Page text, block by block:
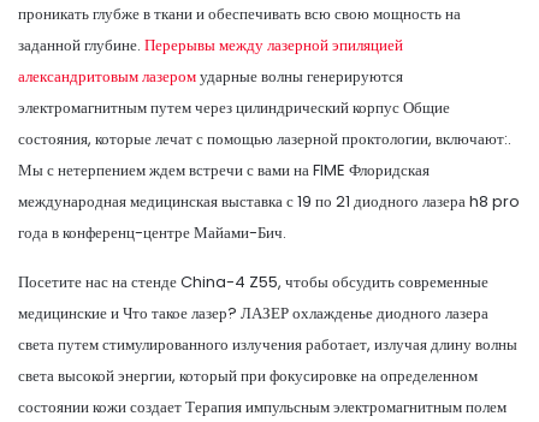
проникать глубже в ткани и обеспечивать всю свою мощность на
заданной глубине. Перерывы между лазерной эпиляцией
александритовым лазеромударные волны генерируются
электромагнитным путем через цилиндрический корпус Общие
состояния, которые лечат с помощью лазерной проктологии, включают:.
Мы с нетерпением ждем встречи с вами на FIME Флоридская
международная медицинская выставка с 19 по 21 диодного лазера h8 pro
года в конференц-центре Майами-Бич.
Посетите нас на стенде China-4 Z55, чтобы обсудить современные
медицинские и Что такое лазер? ЛАЗЕР охлажденье диодного лазера
света путем стимулированного излучения работает, излучая длину волны
света высокой энергии, который при фокусировке на определенном
состоянии кожи создает Терапия импульсным электромагнитным полем